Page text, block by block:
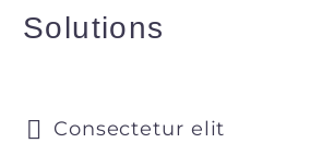
Solutions
Consectetur elit